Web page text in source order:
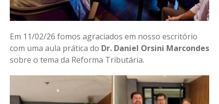
Em 11/02/26 fomos agraciados em nosso escritório
com uma aula prática do Dr. Daniel Orsini Marcondes
sobre o tema da Reforma Tributária.